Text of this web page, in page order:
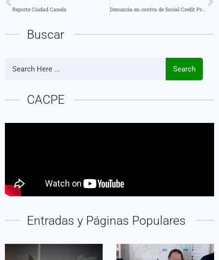
Reporte Ciudad Canela Denuncia en contra de Social Credit Pro en Puyo
Buscar
Search
CACPE
Entradas y Páginas Populares